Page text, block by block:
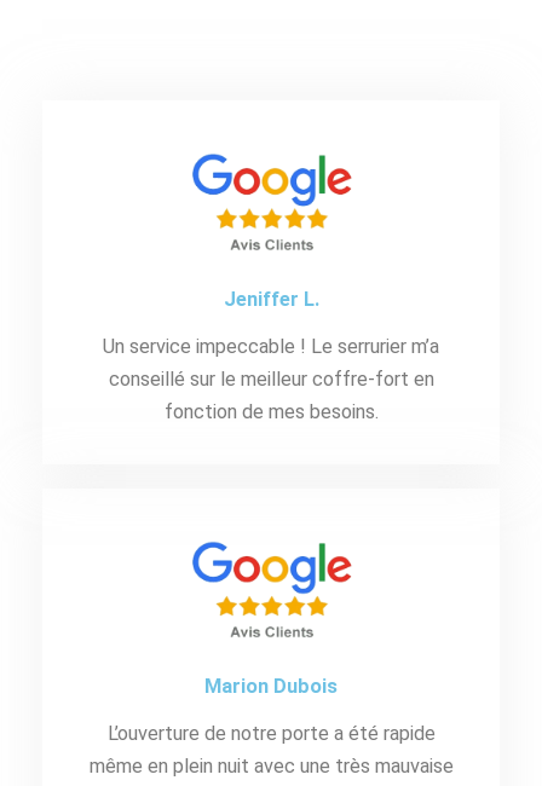
Jeniffer L.
Un service impeccable ! Le serrurier m’a
conseillé sur le meilleur coffre-fort en
fonction de mes besoins.
Marion Dubois
L’ouverture de notre porte a été rapide
même en plein nuit avec une très mauvaise